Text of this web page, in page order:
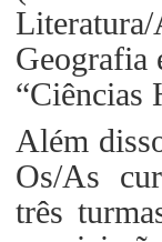
Geografia
“Ciências
Além
Os/As
três